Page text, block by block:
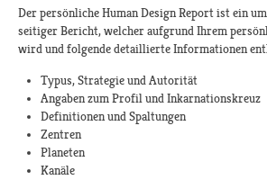
Der persönliche Human Design Report ist ein
seitiger Bericht, welcher aufgrund Ihrem
wird und folgende detaillierte Informationen
Typus, Strategie und Autorität
Angaben zum Profil und Inkarnationskreuz
Definitionen und Spaltungen
Zentren
Planeten
Kanäle